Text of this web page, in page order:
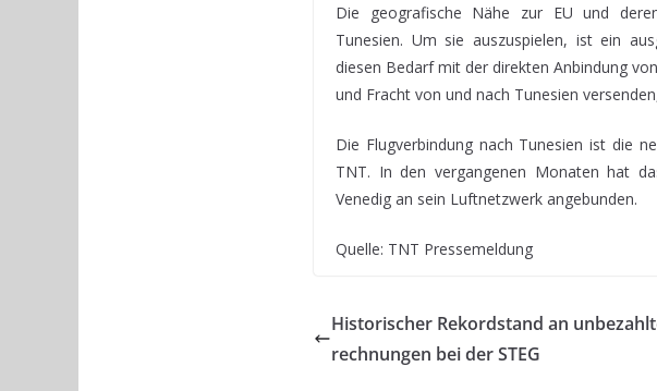
Die geografische Nähe zur EU und
Tunesien. Um sie auszuspielen, ist ein
diesen Bedarf mit der direkten Anbindung
und Fracht von und nach Tunesien
Die Flugverbindung nach Tunesien ist die
TNT. In den vergangenen Monaten hat
Venedig an sein Luftnetzwerk angebunden.
Quelle: TNT Pressemeldung
Historischer Rekordstand an
rechnungen bei der STEG